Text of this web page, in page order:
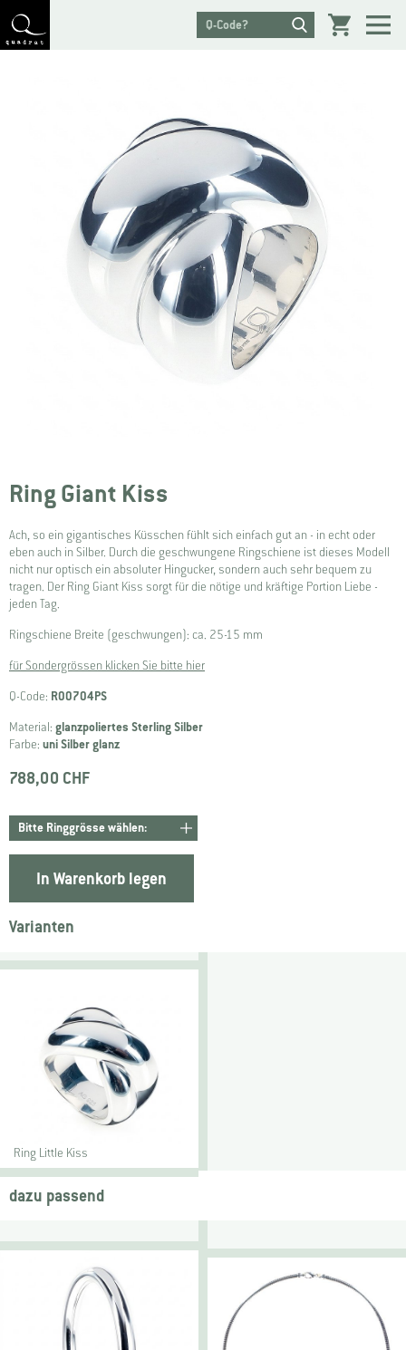
Ring Giant Kiss
Ach, so ein gigantisches Küsschen fühlt sich einfach gut an - in echt oder
eben auch in Silber. Durch die geschwungene Ringschiene ist dieses Modell
nicht nur optisch ein absoluter Hingucker, sondern auch sehr bequem zu
tragen. Der Ring Giant Kiss sorgt für die nötige und kräftige Portion Liebe -
jeden Tag.
Ringschiene Breite (geschwungen): ca. 25-15 mm
für Sondergrössen klicken Sie bitte hier
Q-Code: R00704PS
Material: glanzpoliertes Sterling Silber
Farbe: uni Silber glanz
788,00 CHF
In Warenkorb legen
Varianten
Ring Little Kiss
dazu passend